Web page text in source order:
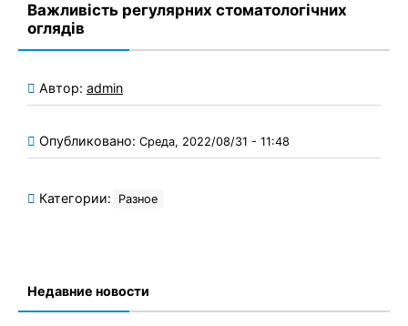
Важливість регулярних стоматологічних
оглядів
Автор: admin
Опубликовано: Среда, 2022/08/31 - 11:48
Категории: Разное
Недавние новости